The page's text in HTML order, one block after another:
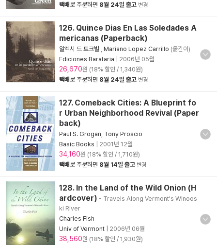
택배로 주문하면 8월 24일 출고 변경
126. Quince Dias En Las Soledades A
mericanas (Paperback)
알렉시 드 토크빌 Mariano Lopez Carrillo (옮긴이)
Ediciones Barataria
2006년 05월
26,670원 (18% 할인 / 1,340원)
택배로 주문하면 8월 24일 출고 변경
127. Comeback Cities: A Blueprint fo
r Urban Neighborhood Revival (Paper
back)
Paul S. Grogan Tony Proscio
Basic Books
2001년 12월
34,160원 (18% 할인 / 1,710원)
택배로 주문하면 8월 14일 출고 변경
128. In the Land of the Wild Onion (H
ardcover) - Travels Along Vermont's Winoos
ki River
Charles Fish
Univ of Vermont
2006년 06월
38,560원 (18% 할인 / 1,930원)